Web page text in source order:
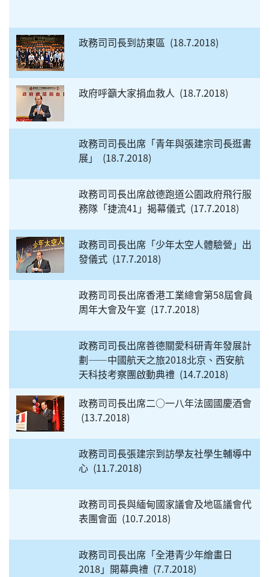
政務司司長到訪東區 18.7.2018
政府呼籲大家捐血救人 18.7.2018
政務司司長出席「青年與張建宗司長逛書
展」
18.7.2018
政務司司長出席啟德跑道公園政府飛行服
務隊「捷流41」揭幕儀式 17.7.2018
政務司司長出席「少年太空人體驗營」出
發儀式 17.7.2018
政務司司長出席香港工業總會第58屆會員
周年大會及午宴
17.7.2018
政務司司長出席善德關愛科研青年發展計
劃——中國航天之旅2018北京、西安航
天科技考察團啟動典禮 14.7.2018
政務司司長出席二○一八年法國國慶酒會
13.7.2018
政務司司長張建宗到訪學友社學生輔導中
心 11.7.2018
政務司司長與緬甸國家議會及地區議會代
表團會面 10.7.2018
政務司司長出席「全港青少年繪畫日
2018」開幕典禮 7.7.2018